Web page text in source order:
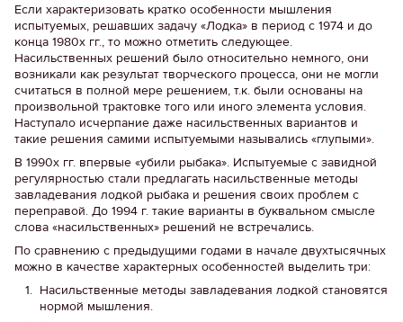
Если характеризовать кратко особенности мышления
испытуемых, решавших задачу «Лодка» в период с 1974 и до
конца 1980х гг., то можно отметить следующее.
Насильственных решений было относительно немного, они
возникали как результат творческого процесса, они не могли
считаться в полной мере решением, т.к. были основаны на
произвольной трактовке того или иного элемента условия.
Наступало исчерпание даже насильственных вариантов и
такие решения самими испытуемыми назывались «глупыми».
В 1990х гг. впервые «убили рыбака». Испытуемые с завидной
регулярностью стали предлагать насильственные методы
завладевания лодкой рыбака и решения своих проблем с
переправой. До 1994 г. такие варианты в буквальном смысле
слова «насильственных» решений не встречались.
По сравнению с предыдущими годами в начале двухтысячных
можно в качестве характерных особенностей выделить три:
Насильственные методы завладевания лодкой становятся
нормой мышления.